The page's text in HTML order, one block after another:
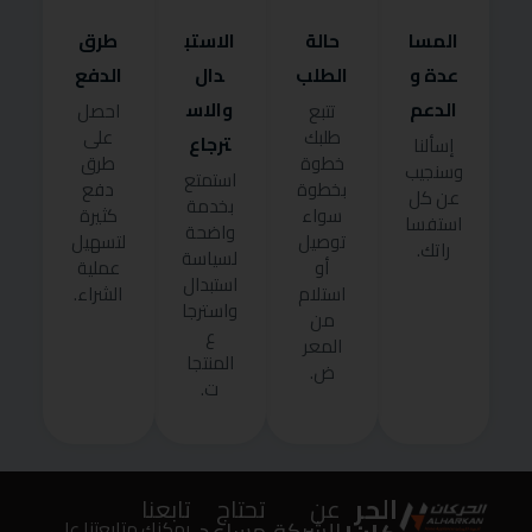
المسا
عدة و
الدعم
إسألنا
وسنجيب
عن كل
استفسا
راتك.
حالة
الطلب
تتبع
طلبك
خطوة
بخطوة
سواء
توصيل
أو
استلام
من
المعر
ض.
الاستب
دال
والاس
ترجاع
استمتع
بخدمة
واضحة
لسياسة
استبدال
واسترجا
ع
المنتجا
ت.
طرق
الدفع
احصل
على
طرق
دفع
كثيرة
لتسهيل
عملية
الشراء.
الحر عن تحتاج تابعنا